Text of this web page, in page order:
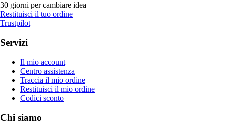
30 giorni per cambiare idea
Restituisci il tuo ordine
Trustpilot
Servizi
Il mio account
Centro assistenza
Traccia il mio ordine
Restituisci il mio ordine
Codici sconto
Chi siamo